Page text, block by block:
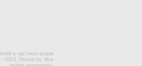
и частных фирм
2014. Reestr.by. Все